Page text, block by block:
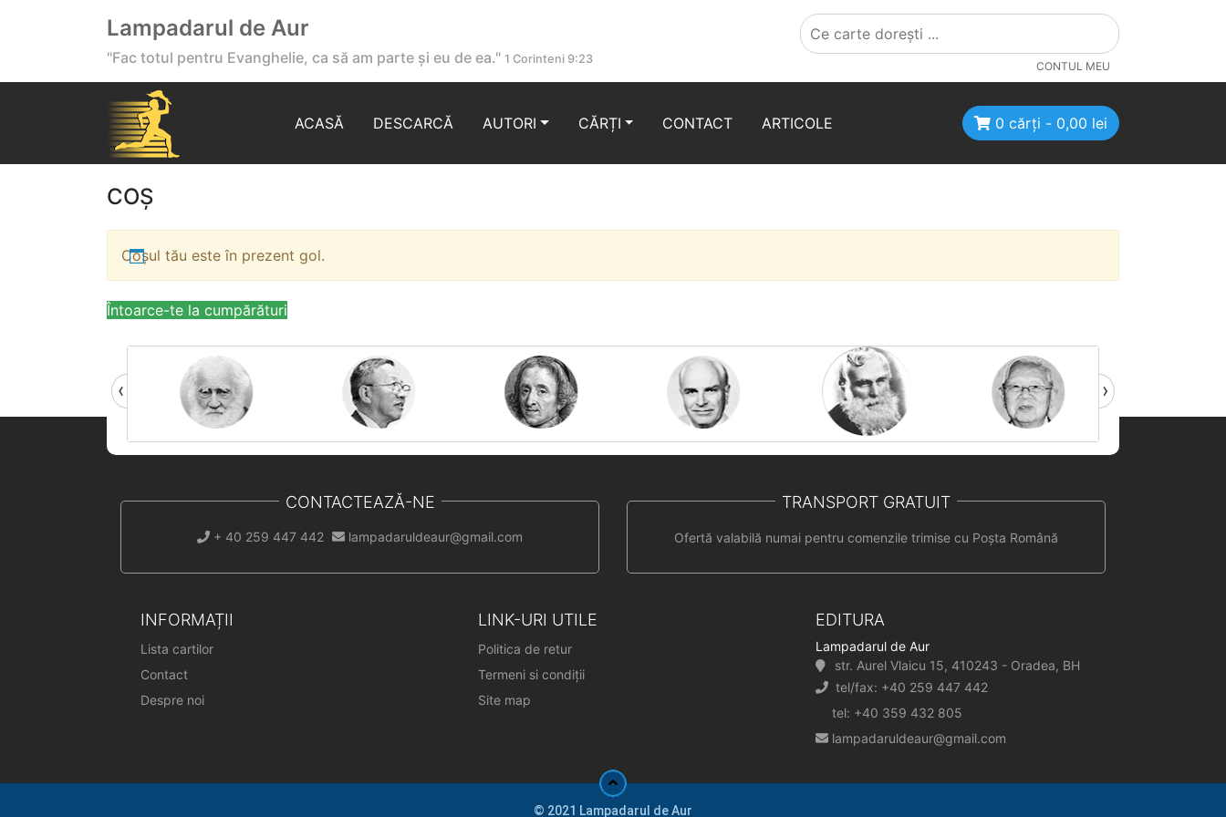
Lampadarul de Aur
"Fac totul pentru Evanghelie, ca să am parte și eu de ea." 1 Corinteni 9:23
CONTUL MEU
ACASĂ DESCARCĂ AUTORI CĂRȚI CONTACT ARTICOLE 0 cărți - 0,00 lei
COȘ
Coșul tău este în prezent gol.
Întoarce-te la cumpărături
CONTACTEAZĂ-NE
+ 40 259 447 442 lampadaruldeaur@gmail.com
TRANSPORT GRATUIT
Ofertă valabilă numai pentru comenzile trimise cu Poșta Română
INFORMAȚII
Lista cartilor
Contact
Despre noi
LINK-URI UTILE
Politica de retur
Termeni si condiții
Site map
EDITURA
Lampadarul de Aur
str. Aurel Vlaicu 15, 410243 - Oradea, BH
tel/fax: +40 259 447 442
tel: +40 359 432 805
lampadaruldeaur@gmail.com
© 2021 Lampadarul de Aur